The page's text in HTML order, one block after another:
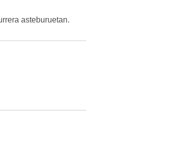
asteburuetan.